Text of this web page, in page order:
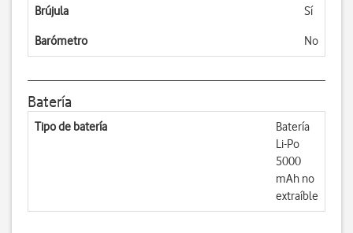
Brújula Sí
Barómetro No
Batería
Tipo de batería
Batería
Li-Po
5000
mAh no
extraíble